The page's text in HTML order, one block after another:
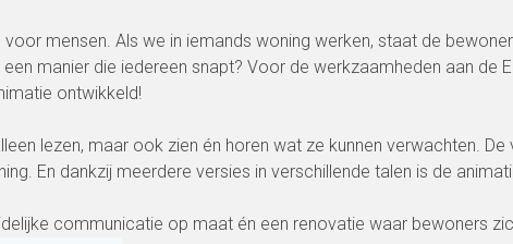
mensen. Als we in iemands woning werken, staat de
manier die iedereen snapt? Voor de werkzaamheden aan de
ontwikkeld!
lezen, maar ook zien én horen wat ze kunnen verwachten.
En dankzij meerdere versies in verschillende talen is de
communicatie op maat én een renovatie waar bewoners